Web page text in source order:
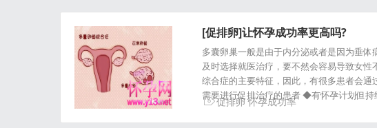
[促排卵]让怀孕成功率更高吗?
多囊卵巢一般是由于内分泌或者是因为垂
及时选择就医治疗，要不然会容易导致女
综合症的主要特征，因此，有很多患者会通
需要进行促排治疗的患者 ◆有怀孕计划但持
促排卵 怀孕成功率